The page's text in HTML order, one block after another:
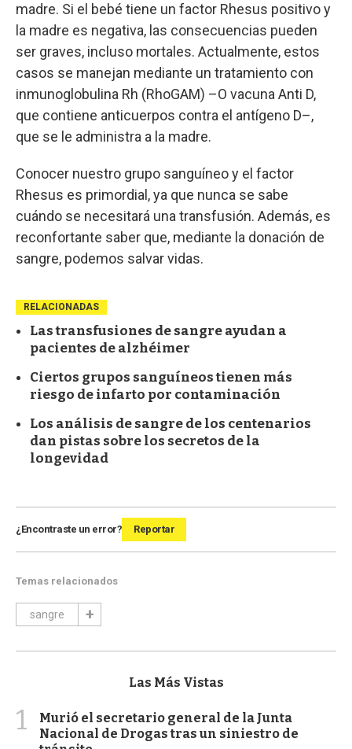
madre. Si el bebé tiene un factor Rhesus positivo y
la madre es negativa, las consecuencias pueden
ser graves, incluso mortales. Actualmente, estos
casos se manejan mediante un tratamiento con
inmunoglobulina Rh (RhoGAM) –O vacuna Anti D,
que contiene anticuerpos contra el antígeno D–,
que se le administra a la madre.
Conocer nuestro grupo sanguíneo y el factor
Rhesus es primordial, ya que nunca se sabe
cuándo se necesitará una transfusión. Además, es
reconfortante saber que, mediante la donación de
sangre, podemos salvar vidas.
RELACIONADAS
Las transfusiones de sangre ayudan a
pacientes de alzhéimer
Ciertos grupos sanguíneos tienen más
riesgo de infarto por contaminación
Los análisis de sangre de los centenarios
dan pistas sobre los secretos de la
longevidad
¿Encontraste un error? Reportar
Temas relacionados
sangre
Las Más Vistas
1
Murió el secretario general de la Junta
Nacional de Drogas tras un siniestro de